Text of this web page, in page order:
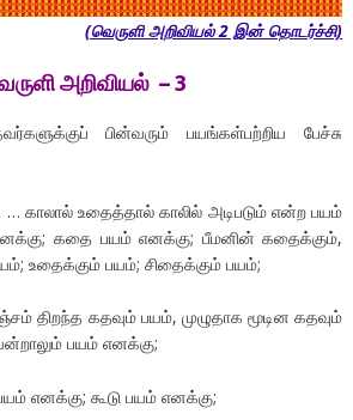
(வெருளி அறிவியல் 2 இன் தொடர்ச்சி)
அறிவியல் – 3
பின்வரும் பயங்கள்பற்றிய பேச்சு
காலால் உதைத்தால் காலில் அடிபடும் என்ற பயம்
கதை பயம் எனக்கு; பீமனின் கதைக்கும்,
உதைக்கும் பயம்; சிதைக்கும் பயம்;
திறந்த கதவும் பயம், முழுதாக மூடின கதவும்
பயம் எனக்கு;
எனக்கு; கூடு பயம் எனக்கு;